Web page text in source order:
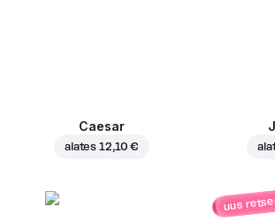
Caesar
alates 12,10 €
uus